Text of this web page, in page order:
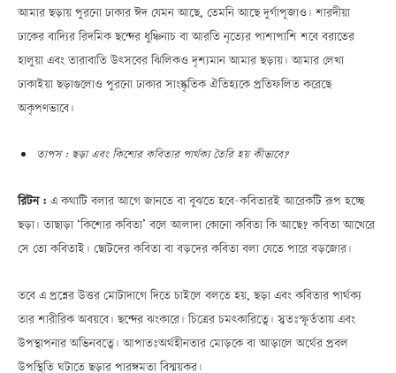
আমার ছড়ায় পুরনো ঢাকার ঈদ যেমন আছে, তেমনি আছে দুর্গাপূজাও। শারদীয়া
ঢাকের বাদ্যির রিদমিক ছন্দের ধুঞ্চিনাচ বা আরতি নৃত্যের পাশাপাশি শবে বরাতের
হালুয়া এবং তারাবাতি উৎসবের ঝিলিকও দৃশ্যমান আমার ছড়ায়। আমার লেখা
ঢাকাইয়া ছড়াগুলোও পুরনো ঢাকার সাংস্কৃতিক ঐতিহ্যকে প্রতিফলিত করেছে
অকৃপণভাবে।
তাপস : ছড়া এবং কিশোর কবিতার পার্থক্য তৈরি হয় কীভাবে?
রিটন : এ কথাটি বলার আগে জানতে বা বুঝতে হবে—কবিতারই আরেকটি রূপ হচ্ছে
ছড়া। তাছাড়া ‘কিশোর কবিতা’ বলে আলাদা কোনো কবিতা কি আছে? কবিতা আখেরে
সে তো কবিতাই। ছোটদের কবিতা বা বড়দের কবিতা বলা যেতে পারে বড়জোর।
তবে এ প্রশ্নের উত্তর মোটাদাগে দিতে চাইলে বলতে হয়, ছড়া এবং কবিতার পার্থক্য
তার শারীরিক অবয়বে। ছন্দের ঝংকারে। চিত্রের চমৎকারিত্বে। স্বতঃস্ফূর্ততায় এবং
উপস্থাপনার অভিনবত্বে। আপাতঃঅর্থহীনতার মোড়কে বা আড়ালে অর্থের প্রবল
উপস্থিতি ঘটাতে ছড়ার পারঙ্গমতা বিস্ময়কর।